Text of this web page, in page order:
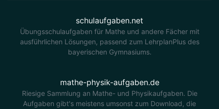
schulaufgaben.net
Übungsschulaufgaben für Mathe und andere Fächer mit
ausführlichen Lösungen, passend zum LehrplanPlus des
bayerischen Gymnasiums.
mathe-physik-aufgaben.de
Riesige Sammlung an Mathe- und Physikaufgaben. Die
Aufgaben gibt's meistens umsonst zum Download, die